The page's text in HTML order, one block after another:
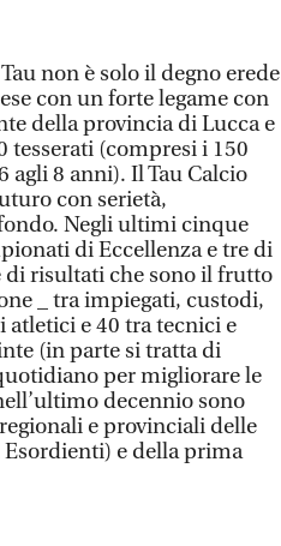
non è solo il degno erede
con un forte legame con
della provincia di Lucca e
tesserati (compresi i 150
agli 8 anni). Il Tau Calcio
con serietà,
Negli ultimi cinque
di Eccellenza e tre di
di risultati che sono il frutto
_ tra impiegati, custodi,
atletici e 40 tra tecnici e
(in parte si tratta di
per migliorare le
decennio sono
e provinciali delle
e della prima